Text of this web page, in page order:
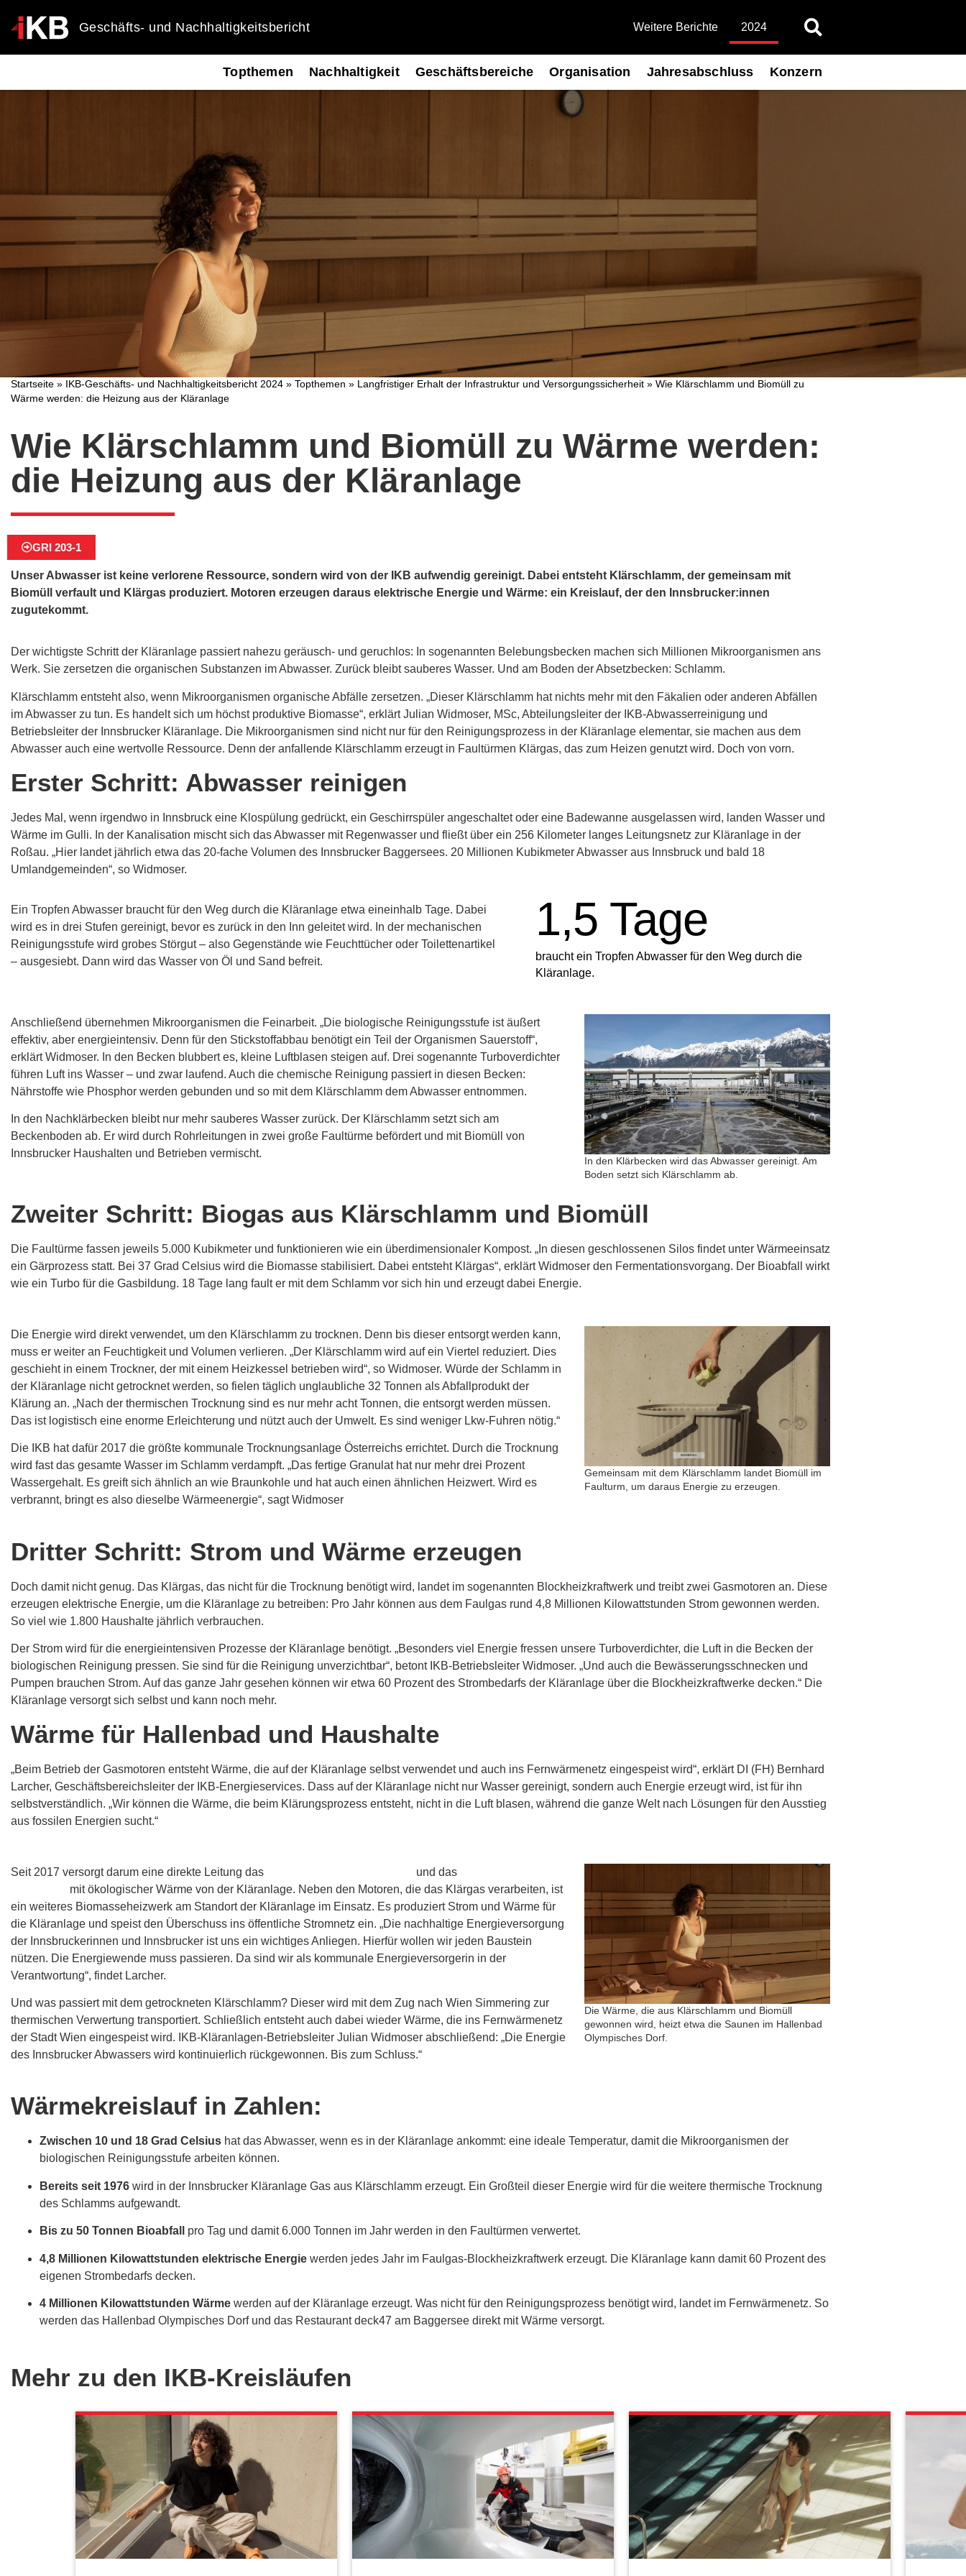
Geschäfts- und Nachhaltigkeitsbericht Weitere Berichte 2024
Topthemen Nachhaltigkeit Geschäftsbereiche Organisation Jahresabschluss Konzern
Startseite » IKB-Geschäfts- und Nachhaltigkeitsbericht 2024 » Topthemen » Langfristiger Erhalt der Infrastruktur und Versorgungssicherheit » Wie Klärschlamm und Biomüll zu
Wärme werden: die Heizung aus der Kläranlage
Wie Klärschlamm und Biomüll zu Wärme werden:
die Heizung aus der Kläranlage
GRI 203-1
Unser Abwasser ist keine verlorene Ressource, sondern wird von der IKB aufwendig gereinigt. Dabei entsteht Klärschlamm, der gemeinsam mit
Biomüll verfault und Klärgas produziert. Motoren erzeugen daraus elektrische Energie und Wärme: ein Kreislauf, der den Innsbrucker:innen
zugutekommt.
Der wichtigste Schritt der Kläranlage passiert nahezu geräusch- und geruchlos: In sogenannten Belebungsbecken machen sich Millionen Mikroorganismen ans
Werk. Sie zersetzen die organischen Substanzen im Abwasser. Zurück bleibt sauberes Wasser. Und am Boden der Absetzbecken: Schlamm.
Klärschlamm entsteht also, wenn Mikroorganismen organische Abfälle zersetzen. „Dieser Klärschlamm hat nichts mehr mit den Fäkalien oder anderen Abfällen
im Abwasser zu tun. Es handelt sich um höchst produktive Biomasse“, erklärt Julian Widmoser, MSc, Abteilungsleiter der IKB-Abwasserreinigung und
Betriebsleiter der Innsbrucker Kläranlage. Die Mikroorganismen sind nicht nur für den Reinigungsprozess in der Kläranlage elementar, sie machen aus dem
Abwasser auch eine wertvolle Ressource. Denn der anfallende Klärschlamm erzeugt in Faultürmen Klärgas, das zum Heizen genutzt wird. Doch von vorn.
Erster Schritt: Abwasser reinigen
Jedes Mal, wenn irgendwo in Innsbruck eine Klospülung gedrückt, ein Geschirrspüler angeschaltet oder eine Badewanne ausgelassen wird, landen Wasser und
Wärme im Gulli. In der Kanalisation mischt sich das Abwasser mit Regenwasser und fließt über ein 256 Kilometer langes Leitungsnetz zur Kläranlage in der
Roßau. „Hier landet jährlich etwa das 20-fache Volumen des Innsbrucker Baggersees. 20 Millionen Kubikmeter Abwasser aus Innsbruck und bald 18
Umlandgemeinden“, so Widmoser.
Ein Tropfen Abwasser braucht für den Weg durch die Kläranlage etwa eineinhalb Tage. Dabei
wird es in drei Stufen gereinigt, bevor es zurück in den Inn geleitet wird. In der mechanischen
Reinigungsstufe wird grobes Störgut – also Gegenstände wie Feuchttücher oder Toilettenartikel
– ausgesiebt. Dann wird das Wasser von Öl und Sand befreit.
1,5 Tage
braucht ein Tropfen Abwasser für den Weg durch die
Kläranlage.
Anschließend übernehmen Mikroorganismen die Feinarbeit. „Die biologische Reinigungsstufe ist äußert
effektiv, aber energieintensiv. Denn für den Stickstoffabbau benötigt ein Teil der Organismen Sauerstoff“,
erklärt Widmoser. In den Becken blubbert es, kleine Luftblasen steigen auf. Drei sogenannte Turboverdichter
führen Luft ins Wasser – und zwar laufend. Auch die chemische Reinigung passiert in diesen Becken:
Nährstoffe wie Phosphor werden gebunden und so mit dem Klärschlamm dem Abwasser entnommen.
In den Nachklärbecken bleibt nur mehr sauberes Wasser zurück. Der Klärschlamm setzt sich am
Beckenboden ab. Er wird durch Rohrleitungen in zwei große Faultürme befördert und mit Biomüll von
Innsbrucker Haushalten und Betrieben vermischt.
In den Klärbecken wird das Abwasser gereinigt. Am
Boden setzt sich Klärschlamm ab.
Zweiter Schritt: Biogas aus Klärschlamm und Biomüll
Die Faultürme fassen jeweils 5.000 Kubikmeter und funktionieren wie ein überdimensionaler Kompost. „In diesen geschlossenen Silos findet unter Wärmeeinsatz
ein Gärprozess statt. Bei 37 Grad Celsius wird die Biomasse stabilisiert. Dabei entsteht Klärgas“, erklärt Widmoser den Fermentationsvorgang. Der Bioabfall wirkt
wie ein Turbo für die Gasbildung. 18 Tage lang fault er mit dem Schlamm vor sich hin und erzeugt dabei Energie.
Die Energie wird direkt verwendet, um den Klärschlamm zu trocknen. Denn bis dieser entsorgt werden kann,
muss er weiter an Feuchtigkeit und Volumen verlieren. „Der Klärschlamm wird auf ein Viertel reduziert. Dies
geschieht in einem Trockner, der mit einem Heizkessel betrieben wird“, so Widmoser. Würde der Schlamm in
der Kläranlage nicht getrocknet werden, so fielen täglich unglaubliche 32 Tonnen als Abfallprodukt der
Klärung an. „Nach der thermischen Trocknung sind es nur mehr acht Tonnen, die entsorgt werden müssen.
Das ist logistisch eine enorme Erleichterung und nützt auch der Umwelt. Es sind weniger Lkw-Fuhren nötig.“
Die IKB hat dafür 2017 die größte kommunale Trocknungsanlage Österreichs errichtet. Durch die Trocknung
wird fast das gesamte Wasser im Schlamm verdampft. „Das fertige Granulat hat nur mehr drei Prozent
Wassergehalt. Es greift sich ähnlich an wie Braunkohle und hat auch einen ähnlichen Heizwert. Wird es
verbrannt, bringt es also dieselbe Wärmeenergie“, sagt Widmoser
Gemeinsam mit dem Klärschlamm landet Biomüll im
Faulturm, um daraus Energie zu erzeugen.
Dritter Schritt: Strom und Wärme erzeugen
Doch damit nicht genug. Das Klärgas, das nicht für die Trocknung benötigt wird, landet im sogenannten Blockheizkraftwerk und treibt zwei Gasmotoren an. Diese
erzeugen elektrische Energie, um die Kläranlage zu betreiben: Pro Jahr können aus dem Faulgas rund 4,8 Millionen Kilowattstunden Strom gewonnen werden.
So viel wie 1.800 Haushalte jährlich verbrauchen.
Der Strom wird für die energieintensiven Prozesse der Kläranlage benötigt. „Besonders viel Energie fressen unsere Turboverdichter, die Luft in die Becken der
biologischen Reinigung pressen. Sie sind für die Reinigung unverzichtbar“, betont IKB-Betriebsleiter Widmoser. „Und auch die Bewässerungsschnecken und
Pumpen brauchen Strom. Auf das ganze Jahr gesehen können wir etwa 60 Prozent des Strombedarfs der Kläranlage über die Blockheizkraftwerke decken.“ Die
Kläranlage versorgt sich selbst und kann noch mehr.
Wärme für Hallenbad und Haushalte
„Beim Betrieb der Gasmotoren entsteht Wärme, die auf der Kläranlage selbst verwendet und auch ins Fernwärmenetz eingespeist wird“, erklärt DI (FH) Bernhard
Larcher, Geschäftsbereichsleiter der IKB-Energieservices. Dass auf der Kläranlage nicht nur Wasser gereinigt, sondern auch Energie erzeugt wird, ist für ihn
selbstverständlich. „Wir können die Wärme, die beim Klärungsprozess entsteht, nicht in die Luft blasen, während die ganze Welt nach Lösungen für den Ausstieg
aus fossilen Energien sucht.“
Seit 2017 versorgt darum eine direkte Leitung das und das
mit ökologischer Wärme von der Kläranlage. Neben den Motoren, die das Klärgas verarbeiten, ist
ein weiteres Biomasseheizwerk am Standort der Kläranlage im Einsatz. Es produziert Strom und Wärme für
die Kläranlage und speist den Überschuss ins öffentliche Stromnetz ein. „Die nachhaltige Energieversorgung
der Innsbruckerinnen und Innsbrucker ist uns ein wichtiges Anliegen. Hierfür wollen wir jeden Baustein
nützen. Die Energiewende muss passieren. Da sind wir als kommunale Energieversorgerin in der
Verantwortung“, findet Larcher.
Und was passiert mit dem getrockneten Klärschlamm? Dieser wird mit dem Zug nach Wien Simmering zur
thermischen Verwertung transportiert. Schließlich entsteht auch dabei wieder Wärme, die ins Fernwärmenetz
der Stadt Wien eingespeist wird. IKB-Kläranlagen-Betriebsleiter Julian Widmoser abschließend: „Die Energie
des Innsbrucker Abwassers wird kontinuierlich rückgewonnen. Bis zum Schluss.“
Die Wärme, die aus Klärschlamm und Biomüll
gewonnen wird, heizt etwa die Saunen im Hallenbad
Olympisches Dorf.
Wärmekreislauf in Zahlen:
Zwischen 10 und 18 Grad Celsius hat das Abwasser, wenn es in der Kläranlage ankommt: eine ideale Temperatur, damit die Mikroorganismen der
biologischen Reinigungsstufe arbeiten können.
Bereits seit 1976 wird in der Innsbrucker Kläranlage Gas aus Klärschlamm erzeugt. Ein Großteil dieser Energie wird für die weitere thermische Trocknung
des Schlamms aufgewandt.
Bis zu 50 Tonnen Bioabfall pro Tag und damit 6.000 Tonnen im Jahr werden in den Faultürmen verwertet.
4,8 Millionen Kilowattstunden elektrische Energie werden jedes Jahr im Faulgas-Blockheizkraftwerk erzeugt. Die Kläranlage kann damit 60 Prozent des
eigenen Strombedarfs decken.
4 Millionen Kilowattstunden Wärme werden auf der Kläranlage erzeugt. Was nicht für den Reinigungsprozess benötigt wird, landet im Fernwärmenetz. So
werden das Hallenbad Olympisches Dorf und das Restaurant deck47 am Baggersee direkt mit Wärme versorgt.
Mehr zu den IKB-Kreisläufen